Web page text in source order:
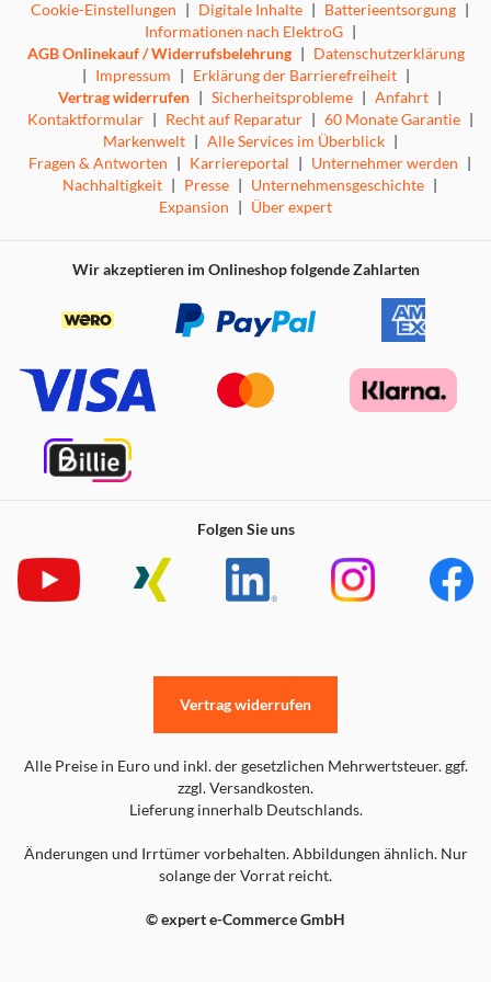
Cookie-Einstellungen | Digitale Inhalte | Batterieentsorgung |
Informationen nach ElektroG |
AGB Onlinekauf / Widerrufsbelehrung | Datenschutzerklärung
| Impressum | Erklärung der Barrierefreiheit |
Vertrag widerrufen | Sicherheitsprobleme | Anfahrt |
Kontaktformular | Recht auf Reparatur | 60 Monate Garantie |
Markenwelt | Alle Services im Überblick |
Fragen & Antworten | Karriereportal | Unternehmer werden |
Nachhaltigkeit | Presse | Unternehmensgeschichte |
Expansion | Über expert
Wir akzeptieren im Onlineshop folgende Zahlarten
Folgen Sie uns
Alle Preise in Euro und inkl. der gesetzlichen Mehrwertsteuer. ggf.
zzgl. Versandkosten.
Lieferung innerhalb Deutschlands.
Änderungen und Irrtümer vorbehalten. Abbildungen ähnlich. Nur
solange der Vorrat reicht.
© expert e-Commerce GmbH
Vertrag widerrufen